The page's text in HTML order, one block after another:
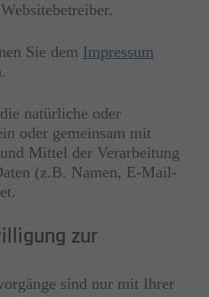
Sie dem Impressum
natürliche oder
oder gemeinsam mit
Mittel der Verarbeitung
(z.B. Namen, E-Mail-
zur
sind nur mit Ihrer